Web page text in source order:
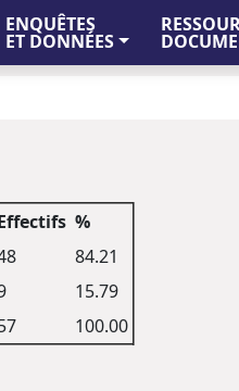
ENQUÊTES
ET DONNÉES
%
84.21
15.79
100.00